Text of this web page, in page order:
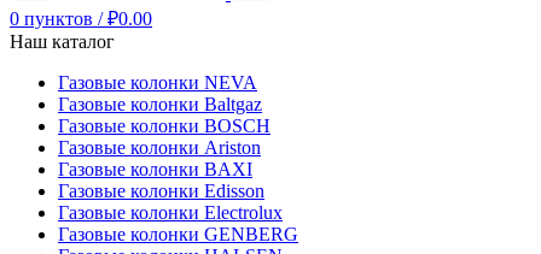
0 пунктов / ₽0.00
Наш каталог
Газовые колонки NEVA
Газовые колонки Baltgaz
Газовые колонки BOSCH
Газовые колонки Ariston
Газовые колонки BAXI
Газовые колонки Edisson
Газовые колонки Electrolux
Газовые колонки GENBERG